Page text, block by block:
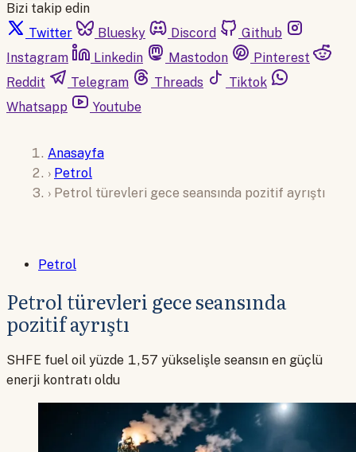
Bizi takip edin
Twitter
Bluesky Discord
Github
Instagram
Linkedin Mastodon
Pinterest
Reddit
Telegram Threads
Tiktok
Whatsapp
Youtube
Anasayfa
› Petrol
› Petrol türevleri gece seansında pozitif ayrıştı
Petrol
Petrol türevleri gece seansında
pozitif ayrıştı
SHFE fuel oil yüzde 1,57 yükselişle seansın en güçlü
enerji kontratı oldu